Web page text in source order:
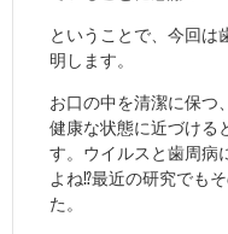
ということで、今回は
明します。
お口の中を清潔に保つ
健康な状態に近づける
す。ウイルスと歯周病
よね⁉最近の研究でも
た。